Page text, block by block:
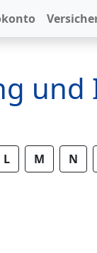
L M N